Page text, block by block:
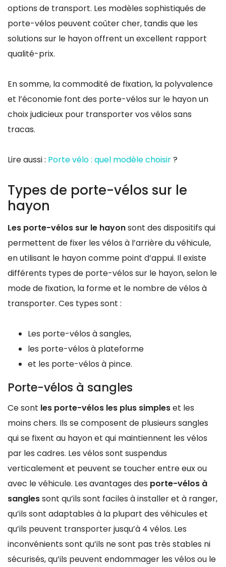
options de transport. Les modèles sophistiqués de
porte-vélos peuvent coûter cher, tandis que les
solutions sur le hayon offrent un excellent rapport
qualité-prix.
En somme, la commodité de fixation, la polyvalence
et l’économie font des porte-vélos sur le hayon un
choix judicieux pour transporter vos vélos sans
tracas.
Lire aussi : Porte vélo : quel modèle choisir?
Types de porte-vélos sur le
hayon
Les porte-vélos sur le hayonsont des dispositifs qui
permettent de fixer les vélos à l’arrière du véhicule,
en utilisant le hayon comme point d’appui. Il existe
différents types de porte-vélos sur le hayon, selon le
mode de fixation, la forme et le nombre de vélos à
transporter. Ces types sont :
Les porte-vélos à sangles,
les porte-vélos à plateforme
et les porte-vélos à pince.
Porte-vélos à sangles
Ce sont les porte-vélos les plus simpleset les
moins chers. Ils se composent de plusieurs sangles
qui se fixent au hayon et qui maintiennent les vélos
par les cadres. Les vélos sont suspendus
verticalement et peuvent se toucher entre eux ou
avec le véhicule. Les avantages des porte-vélos à
sanglessont qu’ils sont faciles à installer et à ranger,
qu’ils sont adaptables à la plupart des véhicules et
qu’ils peuvent transporter jusqu’à 4 vélos. Les
inconvénients sont qu’ils ne sont pas très stables ni
sécurisés, qu’ils peuvent endommager les vélos ou le